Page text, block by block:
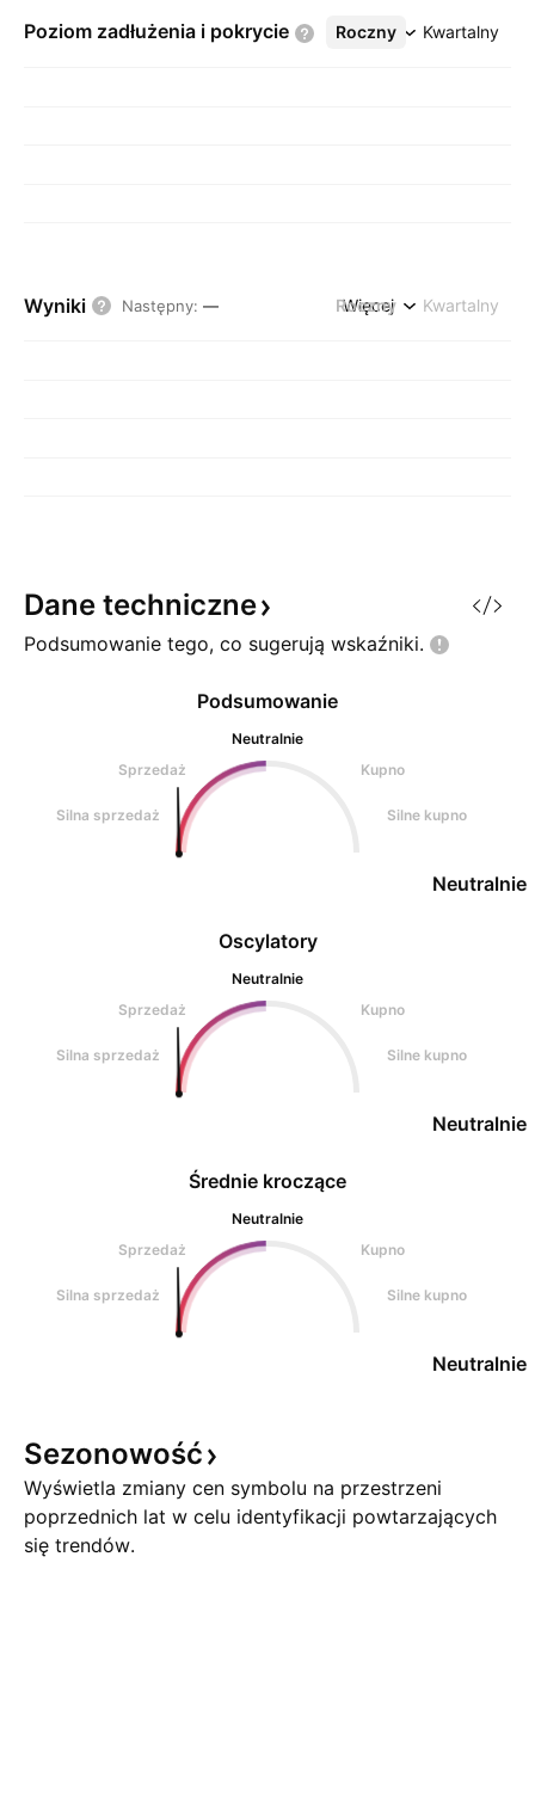
Poziom zadłużenia i pokrycie Roczny Kwartalny
Więcej
Wyniki Następny: — Roczny Kwartalny
Więcej
Dane techniczne
Podsumowanie tego, co sugerują wskaźniki.
Oscylatory
Neutralnie
Sprzedaż
Kupno
Silna sprzedaż Silne kupno
Neutralnie
Podsumowanie
Neutralnie
Sprzedaż
Kupno
Silna sprzedaż Silne kupno
Neutralnie
Średnie kroczące
Neutralnie
Sprzedaż
Kupno
Silna sprzedaż Silne kupno
Neutralnie
Sezonowość
Wyświetla zmiany cen symbolu na przestrzeni
poprzednich lat w celu identyfikacji powtarzających
się trendów.